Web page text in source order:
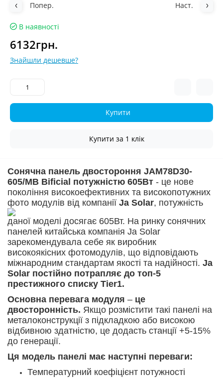
Попер. Наст.
В наявності
6132грн.
Знайшли дешевше?
Купити
Купити за 1 клiк
Сонячна панель двостороння JAM78D30-
605/MB Bificial потужністю 605Вт - це нове
покоління високоефективних та високопотужних
фото модулів від компанії Ja Solar, потужність
даної моделі досягає 605Вт. На ринку сонячних
панелей китайська компанія Ja Solar
зарекомендувала себе як виробник
високоякісних фотомодулів, що відповідають
міжнародним стандартам якості та надійності. Ja
Solar постійно потрапляє до топ-5
престижного списку Tier1.
Основна перевага модуля – це
двосторонність. Якщо розмістити такі панелі на
металоконструкції з підкладкою або високою
відбивною здатністю, це додасть станції +5-15%
до генерації.
Ця модель панелі має наступні переваги:
Температурний коефіцієнт потужності